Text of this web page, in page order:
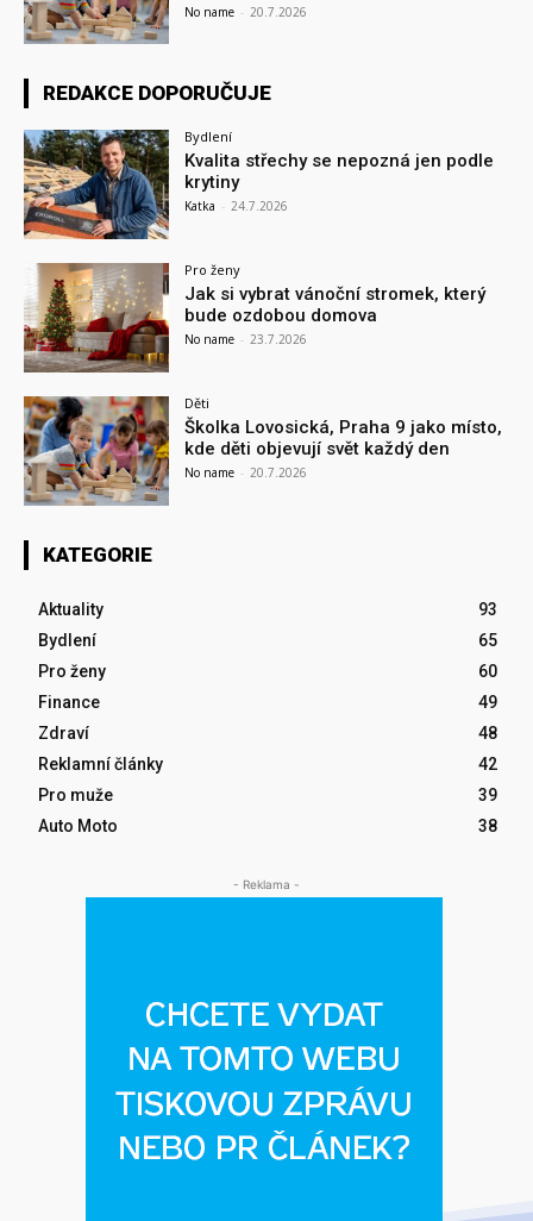
No name - 20.7.2026
REDAKCE DOPORUČUJE
Bydlení
Kvalita střechy se nepozná jen podle
krytiny
Katka - 24.7.2026
Pro ženy
Jak si vybrat vánoční stromek, který
bude ozdobou domova
No name - 23.7.2026
Děti
Školka Lovosická, Praha 9 jako místo,
kde děti objevují svět každý den
No name - 20.7.2026
KATEGORIE
Aktuality
93
Bydlení
65
Pro ženy
60
Finance
49
Zdraví
48
Reklamní články
42
Pro muže
39
Auto Moto
38
- Reklama -